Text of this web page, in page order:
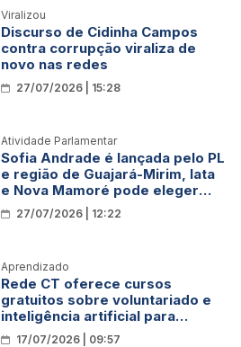
Viralizou
Discurso de Cidinha Campos
contra corrupção viraliza de
novo nas redes
27/07/2026 | 15:28
Atividade Parlamentar
Sofia Andrade é lançada pelo PL
e região de Guajará-Mirim, Iata
e Nova Mamoré pode eleger
sua primeira deputada federal
27/07/2026 | 12:22
Aprendizado
Rede CT oferece cursos
gratuitos sobre voluntariado e
inteligência artificial para
organizações sociais
17/07/2026 | 09:57